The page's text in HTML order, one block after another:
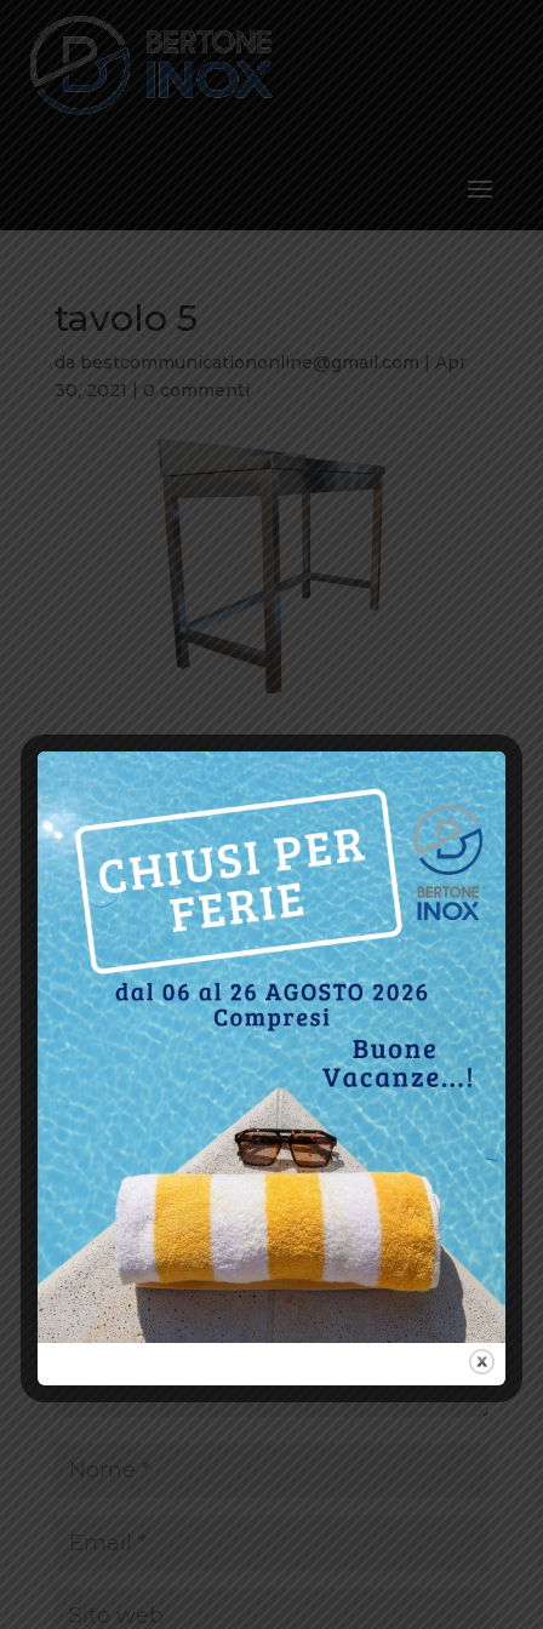
tavolo 5
da bestcommunicationonline@gmail.com | Apr
30, 2021 | 0 commenti
Invia commento
Il tuo indirizzo email non sarà pubblicato. I campi
obbligatori sono contrassegnati